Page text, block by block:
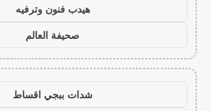
هيدب فنون وترفيه
صحيفة العالم
شدات ببجي اقساط